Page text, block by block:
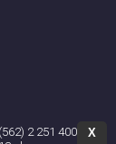
2 251 4000
X